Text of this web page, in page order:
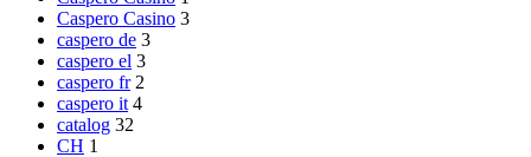
Caspero Casino 3
caspero de 3
caspero el 3
caspero fr 2
caspero it 4
catalog 32
CH 1